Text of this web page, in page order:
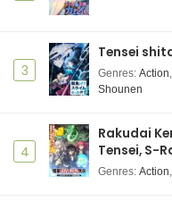
3
Tensei
Genres: Action,
Shounen
4
Rakudai
Tensei, S-
Genres: Action,